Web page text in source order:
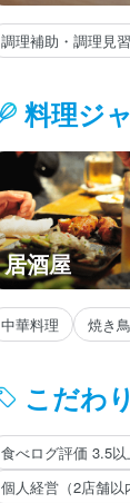
調理補助・調理見
料理ジ
居酒屋
中華料理 焼き鳥
こだわ
食べログ評価 3.5以
個人経営（2店舗以